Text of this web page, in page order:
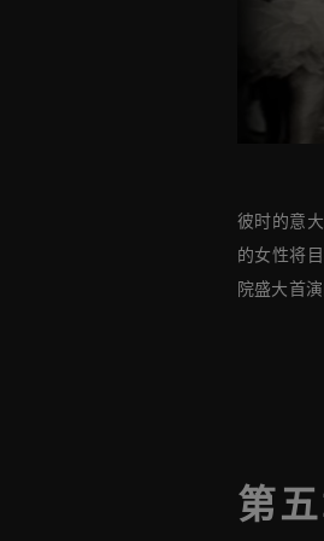
彼时的意
的女性将
院盛大首
第